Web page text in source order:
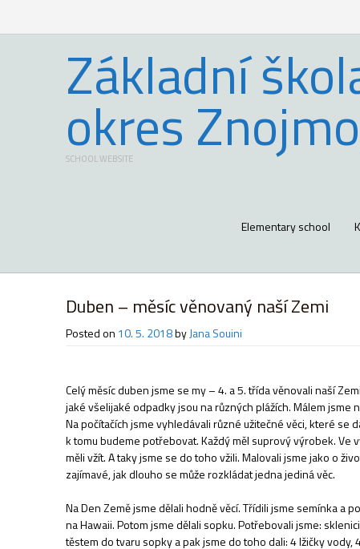
Základní
okres
SCHOOL WEBSITE
Elementary school
Duben – měsíc věnovaný naší Zemi
Posted on 10. 5. 2018byJana Souini
Celý měsíc duben jsme se my – 4. a 5. třída věnovali naší
jaké všelijaké odpadky jsou na různých plážích. Málem jsme
Na počítačích jsme vyhledávali různé užitečné věci, které se
k tomu budeme potřebovat. Každý měl suprový výrobek. Ve
měli vžít. A taky jsme se do toho vžili. Malovali jsme jako o
zajímavé, jak dlouho se může rozkládat jedna jediná věc.
Na Den Země jsme dělali hodně věcí. Třídili jsme semínka a
na Hawaii. Potom jsme dělali sopku. Potřebovali jsme:
těstem do tvaru sopky a pak jsme do toho dali: 4 lžičky vody,